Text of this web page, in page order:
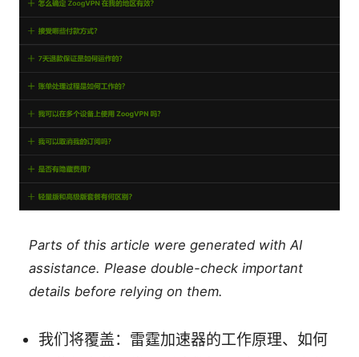
Parts of this article were generated with AI
assistance. Please double-check important
details before relying on them.
我们将覆盖：雷霆加速器的工作原理、如何